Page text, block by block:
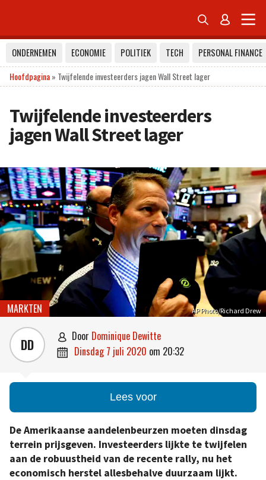
 
ONDERNEMEN ECONOMIE POLITIEK TECH
PERSONAL FINANCE
Hoofdpagina» Twijfelende investeerders jagen Wall Street lager
Twijfelende investeerders
jagen Wall Street lager
AP Photo/Richard Drew
MARKTEN
DD  door Dominique Dewitte
 dinsdag 7 juli 2020 om 20:32
Lees voor
De Amerikaanse aandelenbeurzen moeten dinsdag
terrein prijsgeven. Investeerders lijkte te twijfelen
aan de robuustheid van de recente rally, nu het
economisch herstel allesbehalve duurzaam lijkt.